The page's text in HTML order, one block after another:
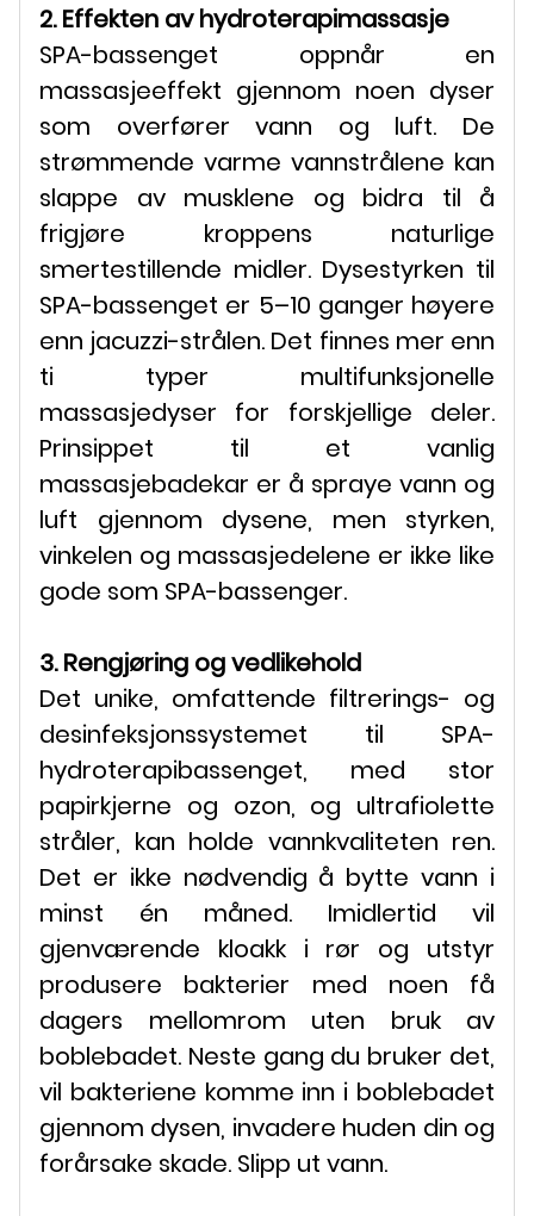
2. Effekten av hydroterapimassasje
SPA-bassenget oppnår en
massasjeeffekt gjennom noen dyser
som overfører vann og luft. De
strømmende varme vannstrålene kan
slappe av musklene og bidra til å
frigjøre kroppens naturlige
smertestillende midler. Dysestyrken til
SPA-bassenget er 5–10 ganger høyere
enn jacuzzi-strålen. Det finnes mer enn
ti typer multifunksjonelle
massasjedyser for forskjellige deler.
Prinsippet til et vanlig
massasjebadekar er å spraye vann og
luft gjennom dysene, men styrken,
vinkelen og massasjedelene er ikke like
gode som SPA-bassenger.
3. Rengjøring og vedlikehold
Det unike, omfattende filtrerings- og
desinfeksjonssystemet til SPA-
hydroterapibassenget, med stor
papirkjerne og ozon, og ultrafiolette
stråler, kan holde vannkvaliteten ren.
Det er ikke nødvendig å bytte vann i
minst én måned. Imidlertid vil
gjenværende kloakk i rør og utstyr
produsere bakterier med noen få
dagers mellomrom uten bruk av
boblebadet. Neste gang du bruker det,
vil bakteriene komme inn i boblebadet
gjennom dysen, invadere huden din og
forårsake skade. Slipp ut vann.